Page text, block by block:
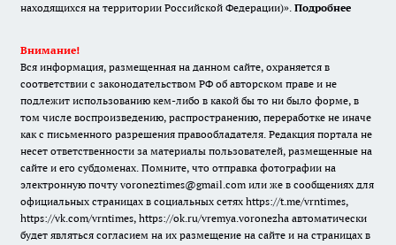
находящихся на территории Российской Федерации)». Подробнее
Внимание!
Вся информация, размещенная на данном сайте, охраняется в
соответствии с законодательством РФ об авторском праве и не
подлежит использованию кем-либо в какой бы то ни было форме, в
том числе воспроизведению, распространению, переработке не иначе
как с письменного разрешения правообладателя. Редакция портала не
несет ответственности за материалы пользователей, размещенные на
сайте и его субдоменах. Помните, что отправка фотографии на
электронную почту voroneztimes@gmail.com или же в сообщениях для
официальных страницах в социальных сетях https://t.me/vrntimes,
https://vk.com/vrntimes, https://ok.ru/vremya.voronezha автоматически
будет являться согласием на их размещение на сайте и на страницах в